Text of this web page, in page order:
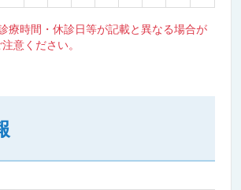
療時間・休診日等が記載と異なる場合が
意ください。